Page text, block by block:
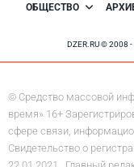
ОБЩЕСТВО
DZER.RU ©
© Средство массовой
время» 16+
сфере связи,
Свидетельство о